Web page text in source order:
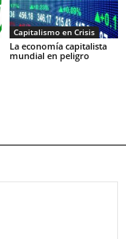
Capitalismo en Crisis
La economía capitalista
mundial en peligro